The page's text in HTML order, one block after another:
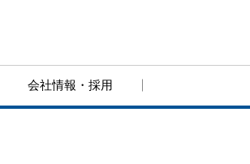
会社情報・採用